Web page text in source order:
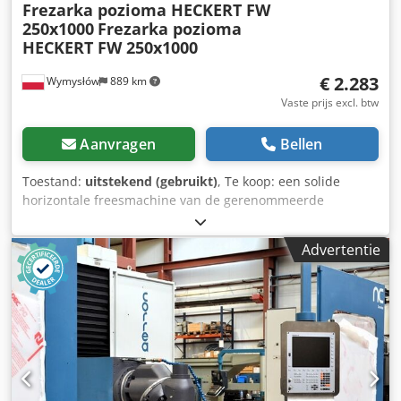
Wymysłów 889 km
Frezarka pozioma HECKERT FW
250x1000 Frezarka pozioma
HECKERT FW 250x1000
€ 2.283
Vaste prijs excl. btw
Aanvragen Bellen
Toestand: uitstekend (gebruikt), Te koop: een solide
horizontale freesmachine van de gerenommeerde
fabrikant VEB Heckert Auerbach (DDR), model FW
250x1000. De machine verkeert in zeer goede staat, is
compleet en functioneel – direct klaar voor gebruik. ✔
Technische specificaties: • Model: FW 250x1000 • Bouwjaar:
1979 • Fabrikant: VEB Werkzeugmaschinenfabrik Auerbach,
Kombinat „Fritz Heckert” • Gewicht: ca. 1.700 kg •
Tafelafmetingen: 250 × 1000 mm, T-sleuven •
Spilsnelheidsbereik: 630 – 1800 tpm • Voeding: 3x380 V / 50
Hz • Vermogen: 5,8 kW • Besturing: 220 V • Nominale
stroom: 16 A, zekering 25 A • Mechanische en
Advertentie